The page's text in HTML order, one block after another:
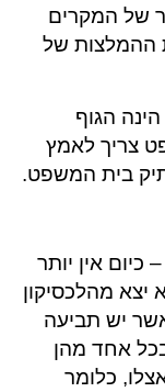
של המקרים
ההמלצות של
הגוף
צריך לאמץ
בית המשפט.
– כיום אין יותר
יצא מהלכסיקון
יש תביעה
אחד מהן
כלומר